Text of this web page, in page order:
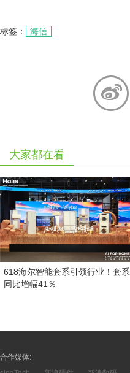
标签： 海信
大家都在看
618海尔智能套系引领行业！套系
同比增幅41％
合作媒体: